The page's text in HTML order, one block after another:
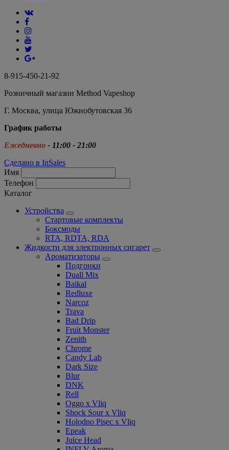
8-915-450-21-92
Розничный магазин Method Vapeshop
Г. Москва, улица Южнобутовская 36
График работы
Ежедневно - 11:00 - 21:00
Сделано в InSales
Имя
Телефон
Каталог
Устройства
Стартовые комплекты
Боксмоды
RTA, RDTA, RDA
Жидкости для электронных сигарет
Ароматизаторы
Подгонки
Duall Mix
Baikal
Redluxe
Narcoz
Trava
Bad Drip
Fruit Monster
Zenith
Chrome
Candy Lab
Dark Size
Blur
DNK
Rell
Oggo x Vliq
Shock Sour x Vliq
Holodno Pisec x Vliq
Epeak
Juice Head